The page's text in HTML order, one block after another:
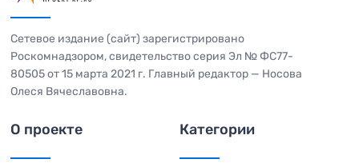
Сетевое издание (сайт) зарегистрировано
Роскомнадзором, свидетельство серия Эл № ФС77-
80505 от 15 марта 2021 г. Главный редактор — Носова
Олеся Вячеславовна.
О проекте Категории